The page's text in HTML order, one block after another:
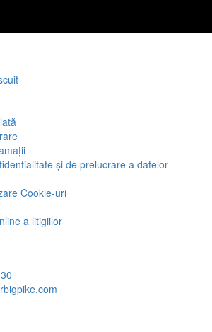
și de prelucrare a datelor
Cookie-uri
a litigiilor